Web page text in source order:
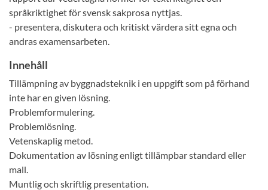
språkriktighet för svensk sakprosa nyttjas.
- presentera, diskutera och kritiskt värdera sitt egna och
andras examensarbeten.
Innehåll
Tillämpning av byggnadsteknik i en uppgift som på förhand
inte har en given lösning.
Problemformulering.
Problemlösning.
Vetenskaplig metod.
Dokumentation av lösning enligt tillämpbar standard eller
mall.
Muntlig och skriftlig presentation.